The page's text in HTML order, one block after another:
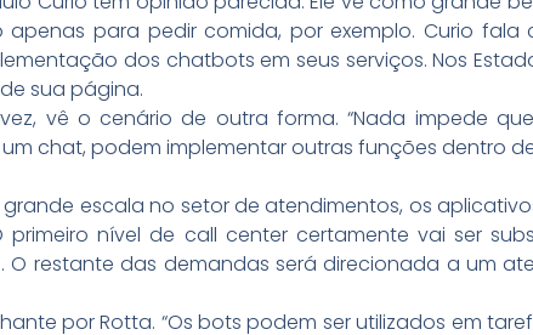
para pedir comida, por exemplo. Curio fala
dos chatbots em seus serviços. Nos
sua página.
vê o cenário de outra forma. “Nada impede
chat, podem implementar outras funções dentro
escala no setor de atendimentos, os
primeiro nível de call center certamente vai ser
O restante das demandas será direcionada a um
por Rotta. “Os bots podem ser utilizados em